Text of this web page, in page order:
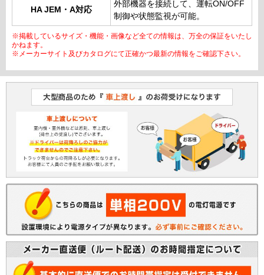
HA JEM・A対応
外部機器を接続して、運転ON/OFF
制御や状態監視が可能。
※掲載しているサイズ・機能・画像など全ての情報は、万全の保証をいたし
かねます。
※メーカーサイト及びカタログにて正確かつ最新の情報をご確認下さい。